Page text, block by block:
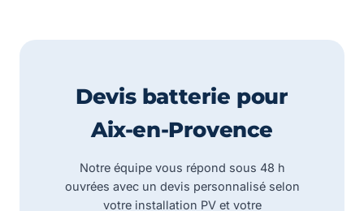
Devis batterie pour
Aix-en-Provence
Notre équipe vous répond sous 48 h
ouvrées avec un devis personnalisé selon
votre installation PV et votre